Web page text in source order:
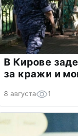
В Кирове
за кражи и
8 августа 1